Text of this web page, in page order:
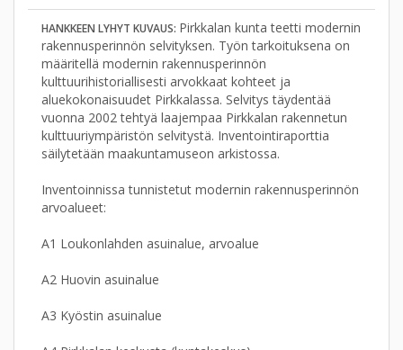
HANKKEEN LYHYT KUVAUS: Pirkkalan kunta teetti modernin
rakennusperinnön selvityksen. Työn tarkoituksena on
määritellä modernin rakennusperinnön
kulttuurihistoriallisesti arvokkaat kohteet ja
aluekokonaisuudet Pirkkalassa. Selvitys täydentää
vuonna 2002 tehtyä laajempaa Pirkkalan rakennetun
kulttuuriympäristön selvitystä. Inventointiraporttia
säilytetään maakuntamuseon arkistossa.
Inventoinnissa tunnistetut modernin rakennusperinnön
arvoalueet:
A1 Loukonlahden asuinalue, arvoalue
A2 Huovin asuinalue
A3 Kyöstin asuinalue